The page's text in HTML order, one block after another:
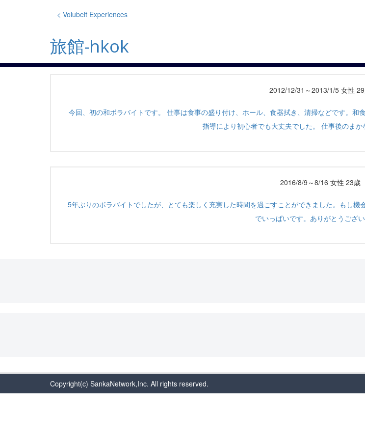
< Volubeit Experiences
旅館-hkok
2012/12/31～2013/1/5 女性
今回、初の和ボラバイトです。 仕事は食事の盛り付け、ホール、食器拭き、清掃などです。
指導により初心者でも大丈夫でした。 仕事後のま
2016/8/9～8/16 女性 23歳
5年ぶりのボラバイトでしたが、とても楽しく充実した時間を過ごすことができました。もし
でいっぱいです。ありがとうござい
Copyright(c) SankaNetwork,Inc. All rights reserved.